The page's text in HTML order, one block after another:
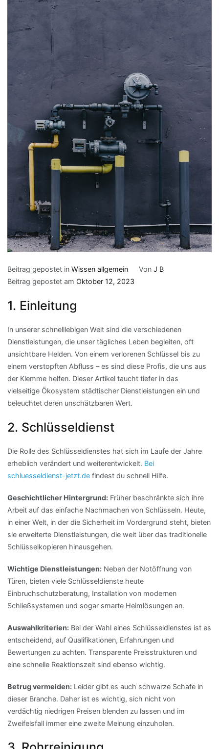
Beitrag gepostet in Wissen allgemein Von J B
Beitrag gepostet am Oktober 12, 2023
1. Einleitung
In unserer schnelllebigen Welt sind die verschiedenen
Dienstleistungen, die unser tägliches Leben begleiten, oft
unsichtbare Helden. Von einem verlorenen Schlüssel bis zu
einem verstopften Abfluss – es sind diese Profis, die uns aus
der Klemme helfen. Dieser Artikel taucht tiefer in das
vielseitige Ökosystem städtischer Dienstleistungen ein und
beleuchtet deren unschätzbaren Wert.
2. Schlüsseldienst
Die Rolle des Schlüsseldienstes hat sich im Laufe der Jahre
erheblich verändert und weiterentwickelt. Bei
schluesseldienst-jetzt.de findest du schnell Hilfe.
Geschichtlicher Hintergrund: Früher beschränkte sich ihre
Arbeit auf das einfache Nachmachen von Schlüsseln. Heute,
in einer Welt, in der die Sicherheit im Vordergrund steht, bieten
sie erweiterte Dienstleistungen, die weit über das traditionelle
Schlüsselkopieren hinausgehen.
Wichtige Dienstleistungen: Neben der Notöffnung von
Türen, bieten viele Schlüsseldienste heute
Einbruchschutzberatung, Installation von modernen
Schließsystemen und sogar smarte Heimlösungen an.
Auswahlkriterien: Bei der Wahl eines Schlüsseldienstes ist es
entscheidend, auf Qualifikationen, Erfahrungen und
Bewertungen zu achten. Transparente Preisstrukturen und
eine schnelle Reaktionszeit sind ebenso wichtig.
Betrug vermeiden: Leider gibt es auch schwarze Schafe in
dieser Branche. Daher ist es wichtig, sich nicht von
verdächtig niedrigen Preisen blenden zu lassen und im
Zweifelsfall immer eine zweite Meinung einzuholen.